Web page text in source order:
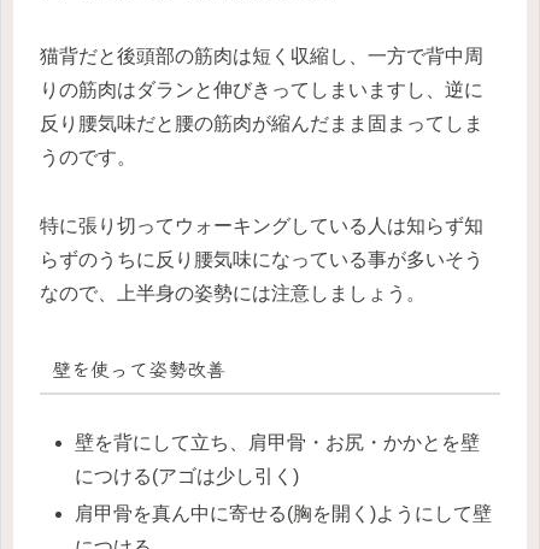
猫背だと後頭部の筋肉は短く収縮し、一方で背中周
りの筋肉はダランと伸びきってしまいますし、逆に
反り腰気味だと腰の筋肉が縮んだまま固まってしま
うのです。
特に張り切ってウォーキングしている人は知らず知
らずのうちに反り腰気味になっている事が多いそう
なので、上半身の姿勢には注意しましょう。
壁を使って姿勢改善
壁を背にして立ち、肩甲骨・お尻・かかとを壁
につける(アゴは少し引く)
肩甲骨を真ん中に寄せる(胸を開く)ようにして壁